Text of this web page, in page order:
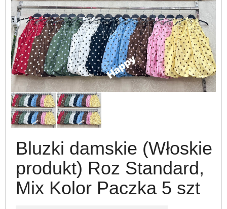
Bluzki damskie (Włoskie
produkt) Roz Standard,
Mix Kolor Paczka 5 szt